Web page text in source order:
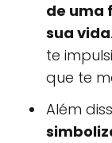
de uma
sua vida
te
que te
Além